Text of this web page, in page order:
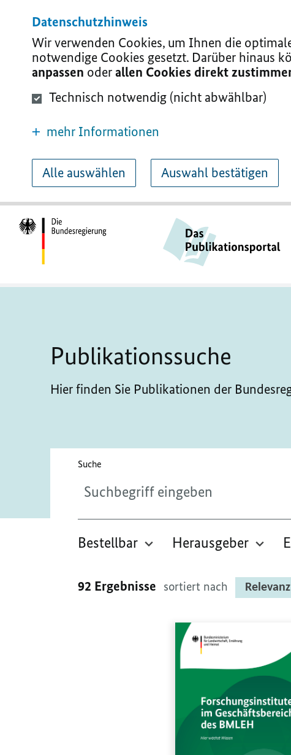
Datenschutzhinweis
Wir verwenden Cookies, um Ihnen die
notwendige Cookies gesetzt. Darüber hinaus
anpassen oderallen Cookies direkt
Technisch notwendig (nicht abwählbar)
mehr Informationen
Alle auswählen Auswahl bestätigen
Publikationssuche
Hier finden Sie Publikationen der
Suche
Bestellbar Herausgeber
92 Ergebnisse sortiert nach